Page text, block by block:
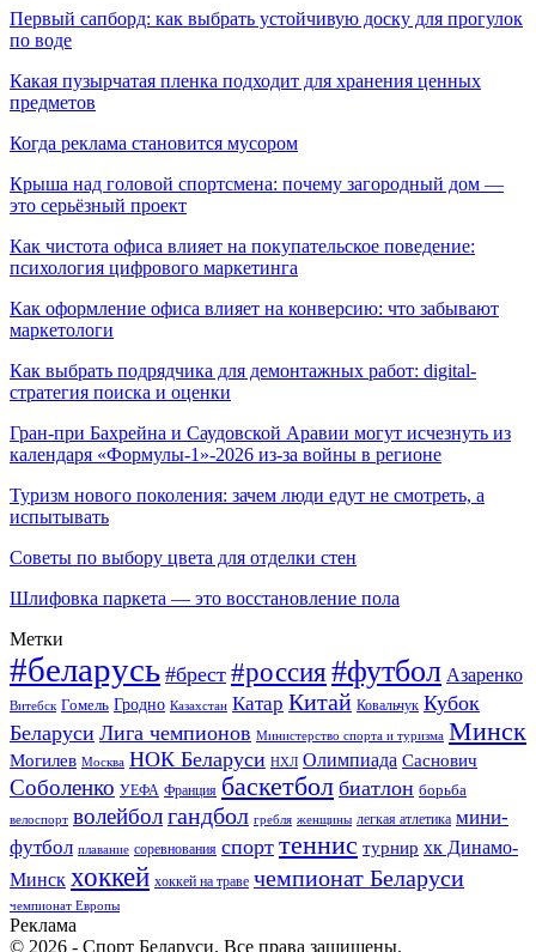
Первый сапборд: как выбрать устойчивую доску для прогулок
по воде
Какая пузырчатая пленка подходит для хранения ценных
предметов
Когда реклама становится мусором
Крыша над головой спортсмена: почему загородный дом —
это серьёзный проект
Как чистота офиса влияет на покупательское поведение:
психология цифрового маркетинга
Как оформление офиса влияет на конверсию: что забывают
маркетологи
Как выбрать подрядчика для демонтажных работ: digital-
стратегия поиска и оценки
Гран-при Бахрейна и Саудовской Аравии могут исчезнуть из
календаря «Формулы-1»-2026 из-за войны в регионе
Туризм нового поколения: зачем люди едут не смотреть, а
испытывать
Советы по выбору цвета для отделки стен
Шлифовка паркета — это восстановление пола
Метки
#беларусь #брест #россия#футбол Азаренко
Витебск Гомель Гродно Казахстан Катар Китай Ковальчук Кубок
Беларуси Лига чемпионов Министерство спорта и туризма Минск
Могилев Москва НОК Беларуси НХЛ Олимпиада Саснович
Соболенко УЕФА Франция баскетбол биатлон борьба
велоспорт волейболгандбол гребля женщины легкая атлетика мини-
футбол плавание соревнования спорт теннис турнир хк Динамо-
Минск хоккей хоккей на траве чемпионат Беларуси
чемпионат Европы
Реклама
© 2026 - Спорт Беларуси. Все права защищены.